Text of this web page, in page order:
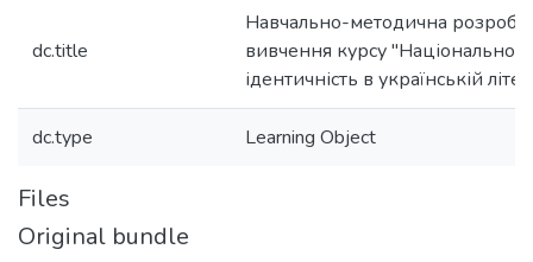
dc.title
Навчально-методична
вивчення курсу "Національно-
ідентичність в українській
dc.type Learning Object
Files
Original bundle